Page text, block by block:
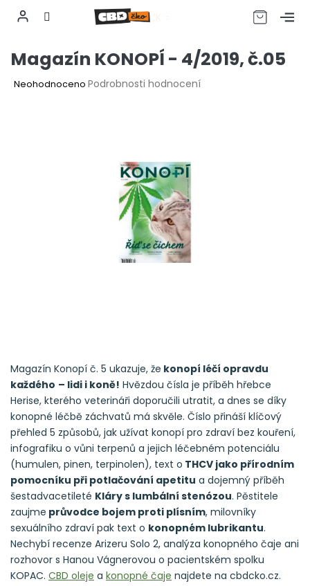
CZK
Magazín KONOPÍ - 4/2019, č.05
Průměrné
Neohodnoceno Podrobnosti hodnocení
Magazín Konopí č. 5 ukazuje, že konopí léčí opravdu
každého – lidi i koně! Hvězdou čísla je příběh hřebce
Herise, kterého veterináři doporučili utratit, a dnes se díky
konopné léčbě záchvatů má skvěle. Číslo přináší klíčový
přehled 5 způsobů, jak užívat konopí pro zdraví bez kouření,
infografiku o vůni terpenů a jejich léčebném potenciálu
(humulen, pinen, terpinolen), text o THCV jako přírodním
pomocníku při potlačování apetitu a dojemný příběh
šestadvacetileté Kláry s lumbální stenózou. Pěstitele
zaujme průvodce bojem proti plísním, milovníky
sexuálního zdraví pak text o konopném lubrikantu.
Nechybí recenze Arizeru Solo 2, analýza konopného čaje ani
rozhovor s Hanou Vágnerovou o pacientském spolku
KOPAC. CBD oleje a konopné čaje najdete na cbdcko.cz.